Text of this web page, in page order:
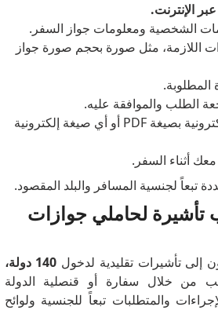
الإنترنت.
الشخصية ومعلومات جواز السفر.
اللازمة، مثل صورة بحجم صورة جواز
المطلوبة.
الطلب والموافقة عليه.
استلم التأشيرة الإلكترونية بصيغة PDF أو أي صيغة إلكترونية
أثناء السفر.
تبعاً لجنسية المسافر والبلد المقصود.
تأشيرة لحاملي جوازات
إلى تأشيرات تقليدية لدخول 140 دولة،
من خلال سفارة أو قنصلية الدولة
والمتطلبات تبعاً للجنسية ولوائح